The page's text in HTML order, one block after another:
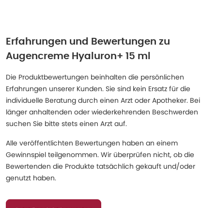
Erfahrungen und Bewertungen zu
Augencreme Hyaluron+ 15 ml
Die Produktbewertungen beinhalten die persönlichen
Erfahrungen unserer Kunden. Sie sind kein Ersatz für die
individuelle Beratung durch einen Arzt oder Apotheker. Bei
länger anhaltenden oder wiederkehrenden Beschwerden
suchen Sie bitte stets einen Arzt auf.
Alle veröffentlichten Bewertungen haben an einem
Gewinnspiel teilgenommen. Wir überprüfen nicht, ob die
Bewertenden die Produkte tatsächlich gekauft und/oder
genutzt haben.